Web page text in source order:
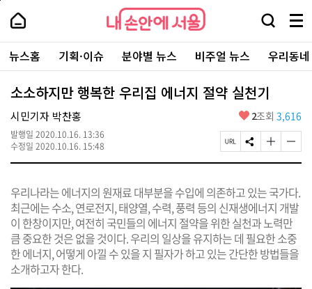
본
로
가
내
손
안
에
서
울
-
서
울
시
대
표
소
털
내
손
에
울
검
창
열
기
메
뉴
전
체
보
주
요
서
뉴스홈 기획·이슈 분야별 뉴스 비주얼 뉴스 우리동
소소하지만 행복한 우리집 에너지 절약 실천기
시민기자 박찬홍
발행일 2020.10.16. 13:36
수정일 2020.10.16. 15:48
좋
요
2조회 3,616
페
이
R
L
복
사
S
N
유
하
기
글
자
크
게
변
경
하
기
글
자
작
게
변
경
하
기
우리나라는 에너지의 원재료 대부분을 수입에 의존하고 있는 국가다.
최근에는 수소, 연로전지, 태양열, 수력, 풍력 등의 신재생에너지 개발
이 한창이지만, 여전히 국민들의 에너지 절약을 위한 실천과 노력만
큼 중요한 것은 없을 것이다. 우리의 일상을 유지하는 데 필요한 소중
한 에너지, 어떻게 아낄 수 있을 지 필자가 하고 있는 간단한 방법들을
소개하고자 한다.
페
상
단
로